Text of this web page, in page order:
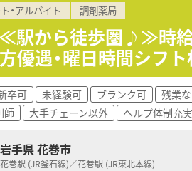
な業務として、処方箋に基づく調剤
インで応需している皮膚科領域の
合室にはOTC医薬品も豊富に取り
んな方にオススメ】
膚科領域の専門性を深めつつ、幅
業が少なく休日もしっかり確保で
域に密着した医療サービスに貢献し
・アルバイト 調剤薬局
≪駅から徒歩圏♪≫時
優遇・曜日時間シフト
卒可 未経験可 ブランク可 残業
師
大手チェーン以外 ヘルプ体制充実
岩手県 花巻市
花巻駅 (JR釜石線)／花巻駅 (JR東北本線)